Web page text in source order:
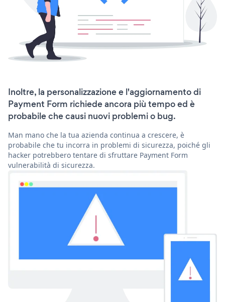
Inoltre, la personalizzazione e l'aggiornamento di
Payment Form richiede ancora più tempo ed è
probabile che causi nuovi problemi o bug.
Man mano che la tua azienda continua a crescere, è
probabile che tu incorra in problemi di sicurezza, poiché gli
hacker potrebbero tentare di sfruttare Payment Form
vulnerabilità di sicurezza.